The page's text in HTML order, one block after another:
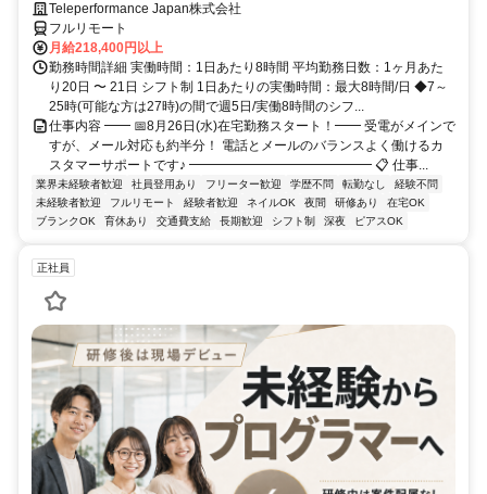
Teleperformance Japan株式会社
フルリモート
月給218,400円以上
勤務時間詳細 実働時間：1日あたり8時間 平均勤務日数：1ヶ月あた
り20日 〜 21日 シフト制 1日あたりの実働時間：最大8時間/日 ◆7～
25時(可能な方は27時)の間で週5日/実働8時間のシフ...
仕事内容 ━━ 📅8月26日(水)在宅勤務スタート！━━ 受電がメインで
すが、メール対応も約半分！ 電話とメールのバランスよく働けるカ
スタマーサポートです♪ ━━━━━━━━━━━━━━ 📋 仕事...
業界未経験者歓迎 社員登用あり フリーター歓迎 学歴不問 転勤なし
経験不問
未経験者歓迎
フルリモート 経験者歓迎 ネイルOK 夜間 研修あり
在宅OK
ブランクOK
育休あり 交通費支給 長期歓迎 シフト制 深夜 ピアスOK
正社員